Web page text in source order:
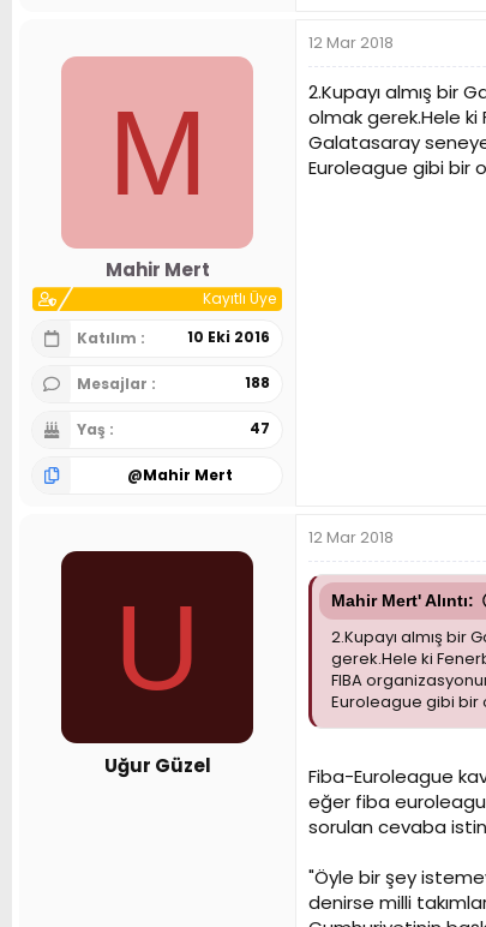
M
Mahir Mert
Kayıtlı Üye
Katılım
10 Eki 2016
Mesajlar 188
Yaş 47
@Mahir Mert
12 Mar 2018
2.Kupayı almış bir
olmak gerek.Hele
Galatasaray
Euroleague gibi bir
U
Uğur Güzel
12 Mar 2018
Mahir Mert' Alıntı:
2.Kupayı almış bir
gerek.Hele ki
FIBA
Euroleague gibi
Fiba-Euroleague
eğer fiba
sorulan cevaba
"Öyle bir şey
denirse milli